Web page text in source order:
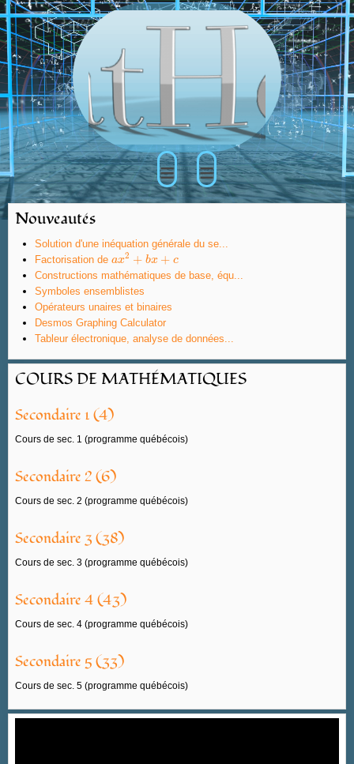
≡ ≡
Nouveautés
Solution d'une inéquation générale du se...
Factorisation de ax2 + bx + c
ax2+bx +c
Constructions mathématiques de base, équ...
Symboles ensemblistes
Opérateurs unaires et binaires
Desmos Graphing Calculator
Tableur électronique, analyse de données...
COURS DE MATHÉMATIQUES
Secondaire 1 (4)
Cours de sec. 1 (programme québécois)
Secondaire 2 (6)
Cours de sec. 2 (programme québécois)
Secondaire 3 (38)
Cours de sec. 3 (programme québécois)
Secondaire 4 (43)
Cours de sec. 4 (programme québécois)
Secondaire 5 (33)
Cours de sec. 5 (programme québécois)